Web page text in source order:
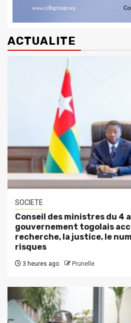
ACTUALITE
SOCIETE
Conseil des ministres du 4
gouvernement togolais
recherche, la justice, le
risques
3 heures ago Prunelle